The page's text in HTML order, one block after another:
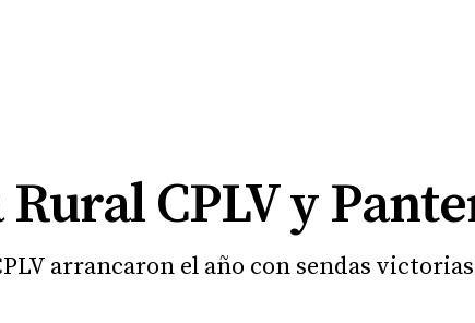
CPLV y
arrancaron el año con sendas